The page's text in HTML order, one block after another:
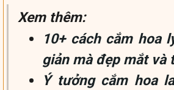
Xem thêm:
10+ cách cắm hoa
giản mà đẹp mắt và
Ý tưởng cắm hoa